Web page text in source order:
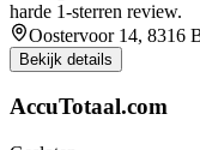
harde 1-sterren review.
Oostervoor 14, 8316
Bekijk details
AccuTotaal.com